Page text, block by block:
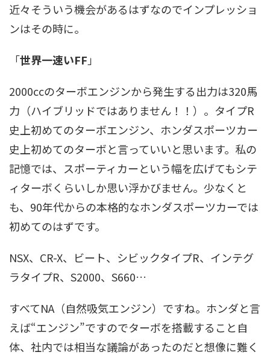
近々そういう機会があるはずなのでインプレッショ
ンはその時に。
「世界一速いFF 」
2000ccのターボエンジンから発生する出力は320馬
力（ハイブリッドではありません！！）。タイプR
史上初めてのターボエンジン、ホンダスポーツカー
史上初めてのターボと言っていいと思います。私の
記憶では、スポーティカーという幅を広げてもシテ
ィターボくらいしか思い浮かびません。少なくと
も、90年代からの本格的なホンダスポーツカーでは
初めてのはずです。
NSX、CR-X、ビート、シビックタイプR、インテグ
ラタイプR、S2000、S660…
すべてNA（自然吸気エンジン）ですね。ホンダと言
えば“エンジン”ですのでターボを搭載すること自
体、社内では相当な議論があったのだと想像に難く